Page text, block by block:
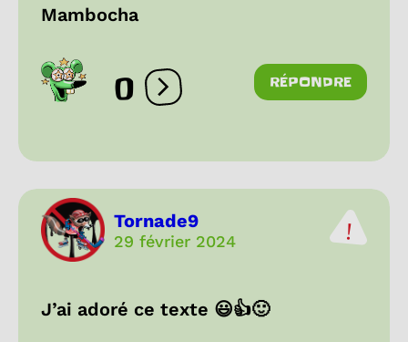
Mambocha
0 Ouvrir les réactions
RÉPONDRE
Tornade9
29 février 2024
J’ai adoré ce texte 😃👍🙂